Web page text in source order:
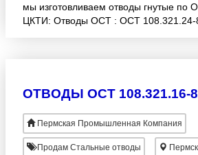
мы изготовливаем отводы гнутые по
ЦКТИ: Отводы ОСТ : ОСТ 108.321.24-
ОТВОДЫ ОСТ 108.321.16-
Пермская Промышленная Компания
Продам Стальные отводы